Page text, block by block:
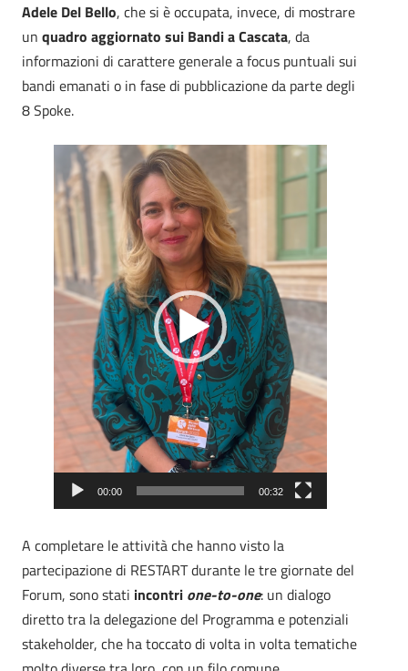
Adele Del Bello, che si è occupata, invece, di mostrare
un quadro aggiornato sui Bandi a Cascata, da
informazioni di carattere generale a focus puntuali sui
bandi emanati o in fase di pubblicazione da parte degli
8 Spoke.
Video
Player
00:00 00:32
A completare le attività che hanno visto la
partecipazione di RESTART durante le tre giornate del
Forum, sono stati incontri one-to-one: un dialogo
diretto tra la delegazione del Programma e potenziali
stakeholder, che ha toccato di volta in volta tematiche